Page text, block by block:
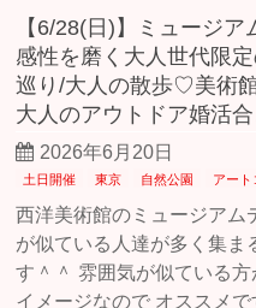
【6/28(日)】ミュージ
感性を磨く大人世代限
巡り/大人の散歩♡美術
大人のアウトドア婚活
2026年6月20日
土日開催 東京 自然公園 アート
西洋美術館のミュージアム
が似ている人達が多く集ま
す＾＾ 雰囲気が似ている方
イメージなので オススメ